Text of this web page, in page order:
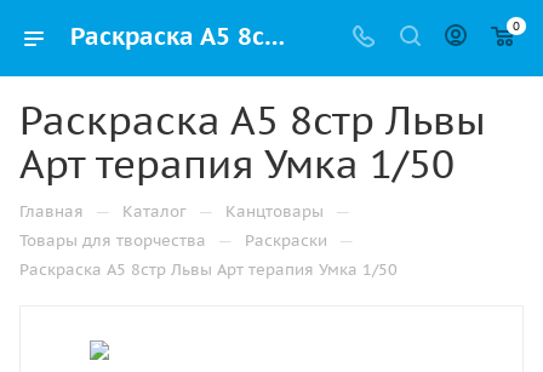
Раскраска А5 8стр Львы Арт терапия Умка 1/50 купить оптом и в розницу в Казани 0
Раскраска А5 8стр Львы
Арт терапия Умка 1/50
Главная — Каталог — Канцтовары —
Товары для творчества — Раскраски —
Раскраска А5 8стр Львы Арт терапия Умка 1/50